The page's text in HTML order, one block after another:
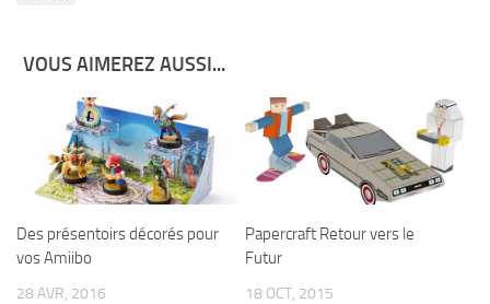
VOUS AIMEREZ AUSSI...
Des présentoirs décorés pour
vos Amiibo
28 AVR, 2016
Papercraft Retour vers le
Futur
18 OCT, 2015